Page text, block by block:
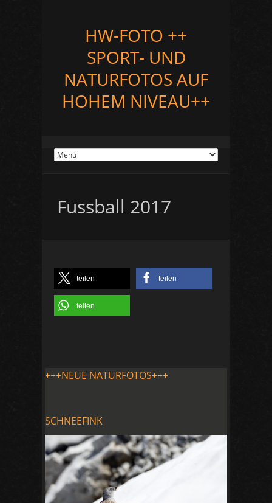
HW-FOTO ++
SPORT- UND
NATURFOTOS AUF
HOHEM NIVEAU++
Fussball 2017
teilen teilen
teilen
+++NEUE NATURFOTOS+++
SCHNEEFINK